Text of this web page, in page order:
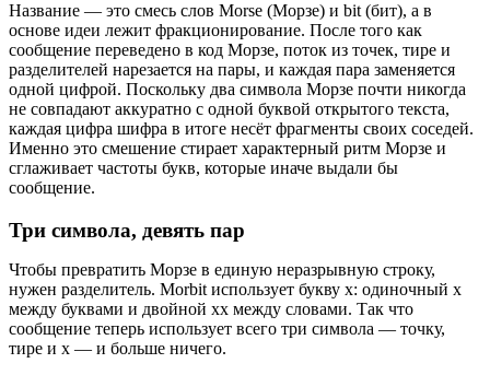
Название — это смесь слов Morse (Морзе) и bit (бит), а в
основе идеи лежит фракционирование. После того как
сообщение переведено в код Морзе, поток из точек, тире и
разделителей нарезается на пары, и каждая пара заменяется
одной цифрой. Поскольку два символа Морзе почти никогда
не совпадают аккуратно с одной буквой открытого текста,
каждая цифра шифра в итоге несёт фрагменты своих соседей.
Именно это смешение стирает характерный ритм Морзе и
сглаживает частоты букв, которые иначе выдали бы
сообщение.
Три символа, девять пар
Чтобы превратить Морзе в единую неразрывную строку,
нужен разделитель. Morbit использует букву x: одиночный x
между буквами и двойной xx между словами. Так что
сообщение теперь использует всего три символа — точку,
тире и x — и больше ничего.